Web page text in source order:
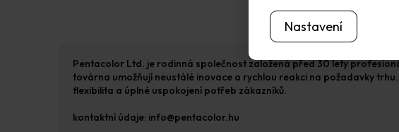
Nastavení
Pentacolor Ltd. je rodinná společnost založená před 30 lety
továrna umožňují neustálé inovace a rychlou reakci na požadavky
flexibilita a úplné uspokojení potřeb zákazníků.
kontaktní údaje: info@pentacolor.hu